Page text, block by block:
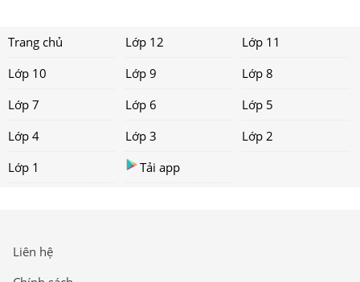
Trang chủ Lớp 12
Lớp 11
Lớp 10
Lớp 9
Lớp 8
Lớp 7
Lớp 6
Lớp 5
Lớp 4
Lớp 3
Lớp 2
Lớp 1
Tải app
Liên hệ